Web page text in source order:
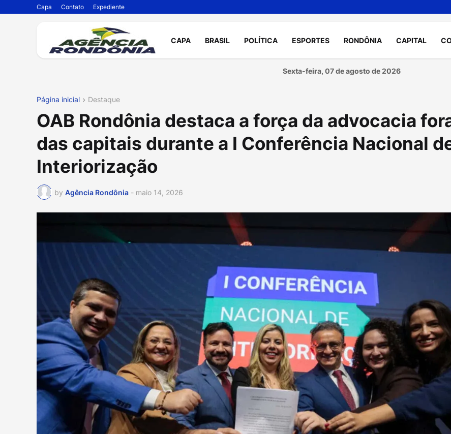
Capa Contato Expediente
CAPA BRASIL POLÍTICA ESPORTES RONDÔNIA CAPITAL
Sexta-feira, 07 de agosto de 2026
Página inicial Destaque
OAB Rondônia destaca a força da advocacia
das capitais durante a I Conferência Nacional
Interiorização
by Agência Rondônia - maio 14, 2026